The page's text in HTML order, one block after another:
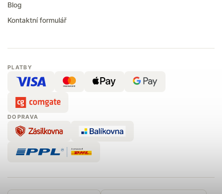
Blog
Kontaktní formulář
PLATBY
DOPRAVA